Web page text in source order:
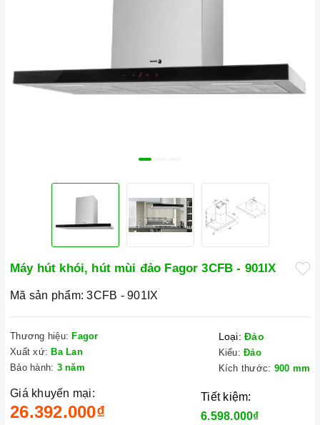
Máy hút khói, hút mùi đảo Fagor 3CFB - 901IX
Mã sản phẩm: 3CFB - 901IX
Thương hiệu: Fagor
Xuất xứ: Ba Lan
Bảo hành: 3 năm
Loại: Đảo
Kiểu: Đảo
Kích thước: 900 mm
Giá khuyến mại:
26.392.000₫
Tiết kiệm:
6.598.000₫